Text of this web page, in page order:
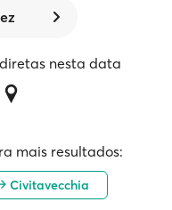
nesta data
mais resultados:
Civitavecchia